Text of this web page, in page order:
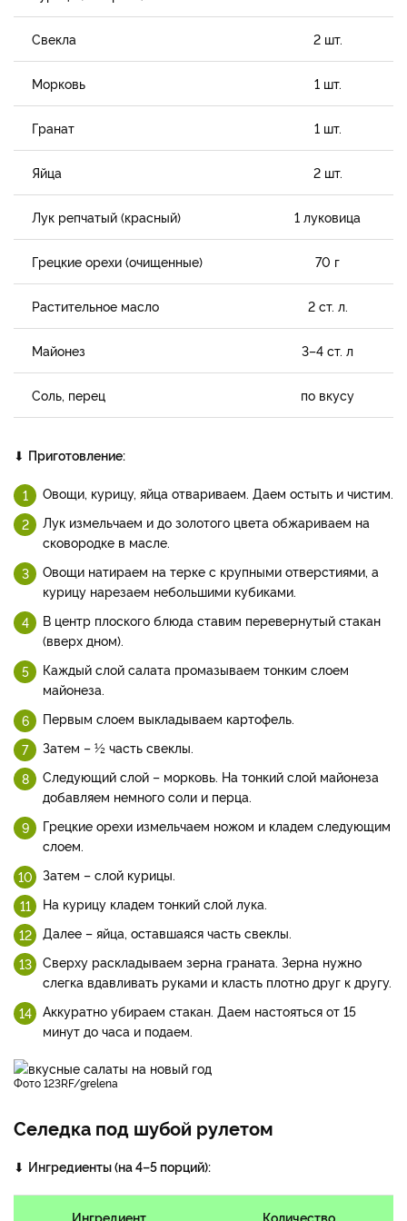
Свекла 2 шт.
Морковь 1 шт.
Гранат 1 шт.
Яйца 2 шт.
Лук репчатый (красный) 1 луковица
Грецкие орехи (очищенные) 70 г
Растительное масло 2 ст. л.
Майонез 3–4 ст. л
Соль, перец по вкусу
⬇ Приготовление:
Овощи, курицу, яйца отвариваем. Даем остыть и чистим.
Лук измельчаем и до золотого цвета обжариваем на
сковородке в масле.
Овощи натираем на терке с крупными отверстиями, а
курицу нарезаем небольшими кубиками.
В центр плоского блюда ставим перевернутый стакан
(вверх дном).
Каждый слой салата промазываем тонким слоем
майонеза.
Первым слоем выкладываем картофель.
Затем – ½ часть свеклы.
Следующий слой – морковь. На тонкий слой майонеза
добавляем немного соли и перца.
Грецкие орехи измельчаем ножом и кладем следующим
слоем.
Затем – слой курицы.
На курицу кладем тонкий слой лука.
Далее – яйца, оставшаяся часть свеклы.
Сверху раскладываем зерна граната. Зерна нужно
слегка вдавливать руками и класть плотно друг к другу.
Аккуратно убираем стакан. Даем настояться от 15
минут до часа и подаем.
фото 123RF/grelena
Cеледка под шубой рулетом
⬇ Ингредиенты (на 4–5 порций):
Ингредиент Количество